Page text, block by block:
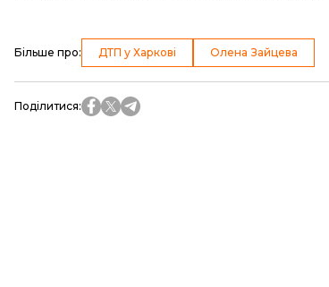
Більше про: ДТП у Харкові Олена Зайцева
Поділитися: